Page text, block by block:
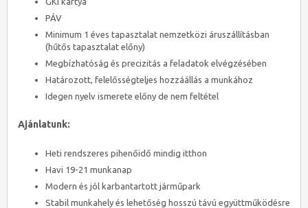
PÁV
Minimum 1 éves tapasztalat nemzetközi áruszállításban
(hűtős tapasztalat előny)
Megbízhatóság és precizitás a feladatok elvégzésében
Határozott, felelősségteljes hozzáállás a munkához
Idegen nyelv ismerete előny de nem feltétel
Ajánlatunk:
Heti rendszeres pihenőidő mindig itthon
Havi 19-21 munkanap
Modern és jól karbantartott járműpark
Stabil munkahely és lehetőség hosszú távú együttműködésre